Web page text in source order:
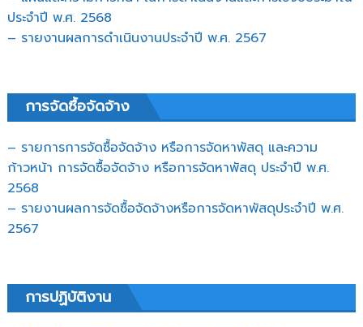
ประจำปี พ.ศ. 2568
– รายงานผลการดำเนินงานประจำปี พ.ศ. 2567
การจัดซื้อจัดจ้าง
– รายการการจัดซื้อจัดจ้าง หรือการจัดหาพัสดุ และความ
ก้าวหน้า การจัดซื้อจัดจ้าง หรือการจัดหาพัสดุ ประจำปี พ.ศ.
2568
– รายงานผลการจัดซื้อจัดจ้างหรือการจัดหาพัสดุประจำปี พ.ศ.
2567
การปฏิบัติงาน